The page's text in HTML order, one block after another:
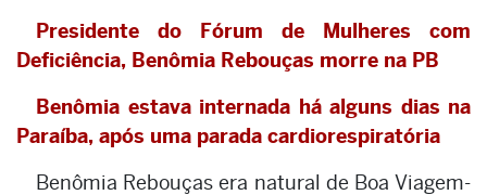
Presidente do Fórum de Mulheres com
Deficiência, Benômia Rebouças morre na PB
Benômia estava internada há alguns dias na
Paraíba, após uma parada cardiorespiratória
Benômia Rebouças era natural de Boa Viagem-